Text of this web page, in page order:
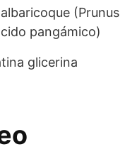
(Prunus
pangámico)
glicerina